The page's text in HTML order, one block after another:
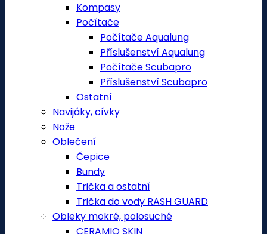
Kompasy
Počítače
Počítače Aqualung
Příslušenství Aqualung
Počítače Scubapro
Příslušenství Scubapro
Ostatní
Navijáky, cívky
Nože
Oblečení
Čepice
Bundy
Trička a ostatní
Trička do vody RASH GUARD
Obleky mokré, polosuché